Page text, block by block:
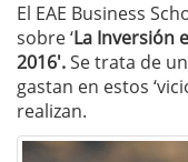
El EAE Business
sobre ‘La Inversión
2016′.Se trata de
gastan en estos
realizan.